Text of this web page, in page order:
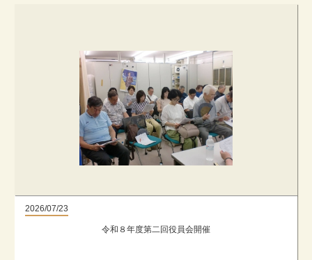
2026/07/23
令和８年度第二回役員会開催